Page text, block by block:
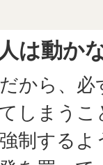
は動か
から、
しまう
制する